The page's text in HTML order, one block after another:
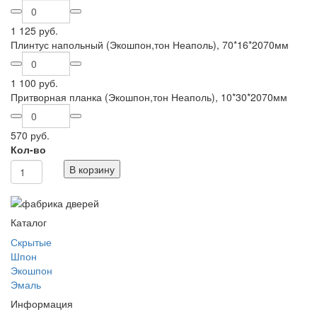
1 125 руб.
Плинтус напольный (Экошпон,тон Неаполь), 70*16*2070мм
1 100 руб.
Притворная планка (Экошпон,тон Неаполь), 10*30*2070мм
570 руб.
Кол-во
В корзину
Каталог
Скрытые
Шпон
Экошпон
Эмаль
Информация